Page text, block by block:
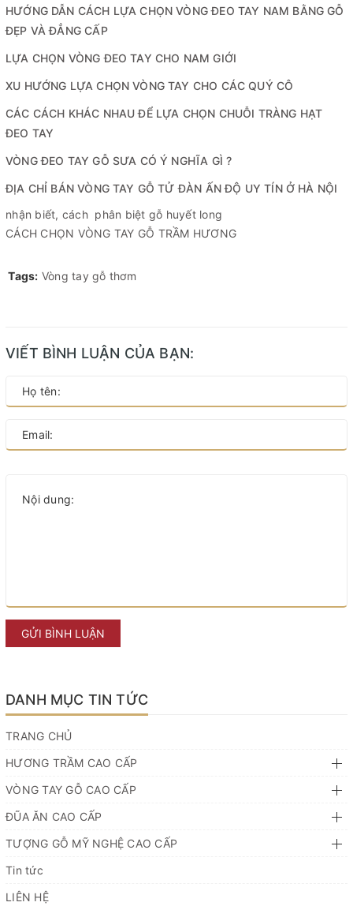
HƯỚNG DẪN CÁCH LỰA CHỌN VÒNG ĐEO TAY NAM BẰNG GỖ
ĐẸP VÀ ĐẲNG CẤP
LỰA CHỌN VÒNG ĐEO TAY CHO NAM GIỚI
XU HƯỚNG LỰA CHỌN VÒNG TAY CHO CÁC QUÝ CÔ
CÁC CÁCH KHÁC NHAU ĐỂ LỰA CHỌN CHUỖI TRÀNG HẠT
ĐEO TAY
VÒNG ĐEO TAY GỖ SƯA CÓ Ý NGHĨA GÌ ?
ĐỊA CHỈ BÁN VÒNG TAY GỖ TỬ ĐÀN ẤN ĐỘ UY TÍN Ở HÀ NỘI
nhận biết, cách phân biệt gỗ huyết long
CÁCH CHỌN VÒNG TAY GỖ TRẦM HƯƠNG
Tags: Vòng tay gỗ thơm
VIẾT BÌNH LUẬN CỦA BẠN:
GỬI BÌNH LUẬN
DANH MỤC TIN TỨC
TRANG CHỦ
HƯƠNG TRẦM CAO CẤP
VÒNG TAY GỖ CAO CẤP
ĐŨA ĂN CAO CẤP
TƯỢNG GỖ MỸ NGHỆ CAO CẤP
Tin tức
LIÊN HỆ